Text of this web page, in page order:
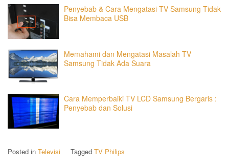
Penyebab & Cara Mengatasi TV Samsung Tidak
Bisa Membaca USB
Memahami dan Mengatasi Masalah TV
Samsung Tidak Ada Suara
Cara Memperbaiki TV LCD Samsung Bergaris :
Penyebab dan Solusi
Posted in Televisi Tagged TV Philips